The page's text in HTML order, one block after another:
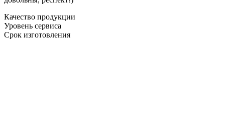
Качество продукции
Уровень сервиса
Срок изготовления